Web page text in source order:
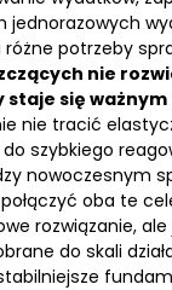
jednorazowych
potrzeby
nie
się
nie tracić
szybkiego
nowoczesnym
oba te
rozwiązanie,
do skali